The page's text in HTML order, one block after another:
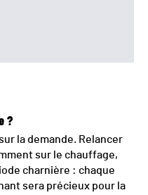
?
la demande. Relancer
sur le chauffage,
charnière : chaque
sera précieux pour la